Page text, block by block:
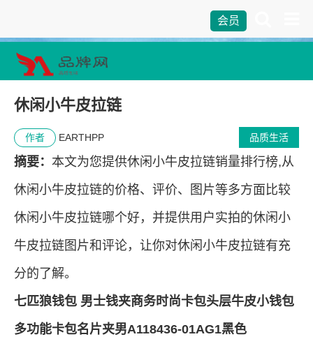
会员
休闲小牛皮拉链
品质生活
作者 EARTHPP
摘要： 本文为您提供休闲小牛皮拉链销量排行榜,从
休闲小牛皮拉链的价格、评价、图片等多方面比较
休闲小牛皮拉链哪个好，并提供用户实拍的休闲小
牛皮拉链图片和评论，让你对休闲小牛皮拉链有充
分的了解。
七匹狼钱包 男士钱夹商务时尚卡包头层牛皮小钱包
多功能卡包名片夹男A118436-01AG1黑色